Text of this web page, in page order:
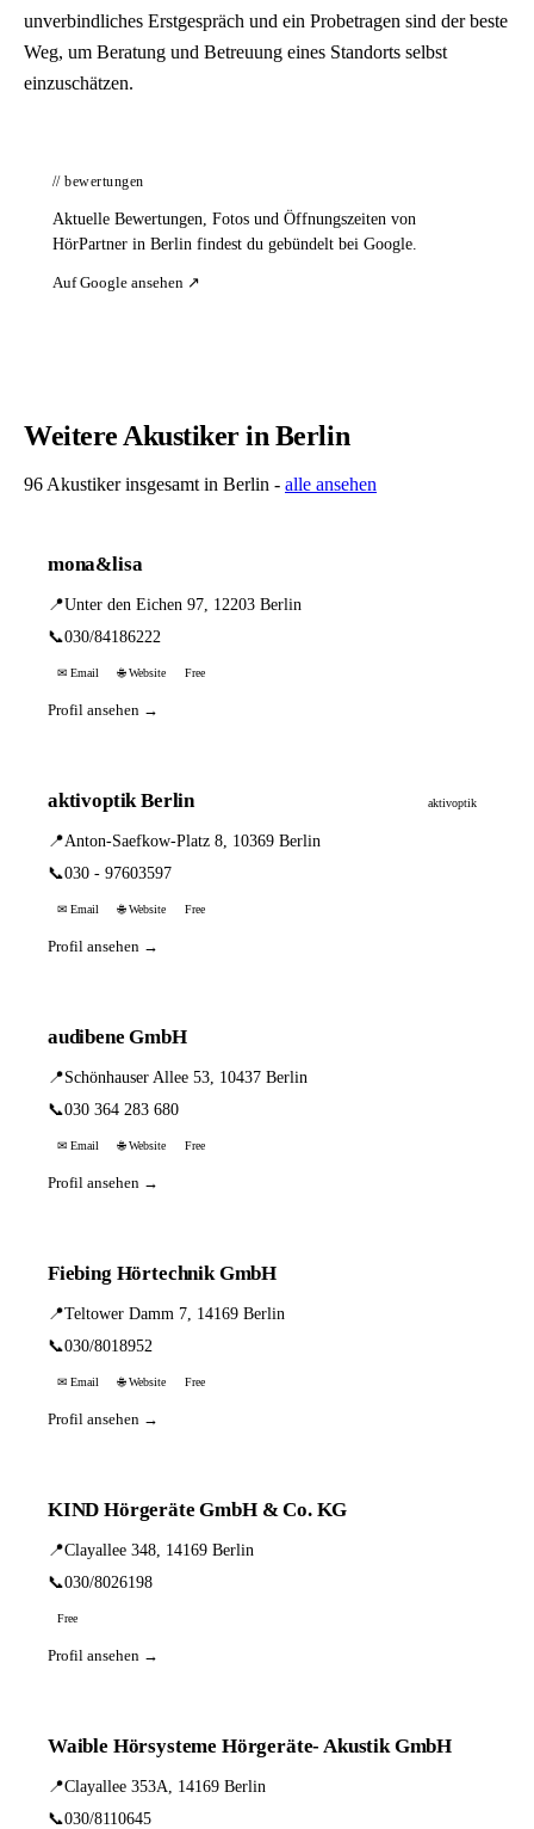
unverbindliches Erstgespräch und ein Probetragen sind der beste
Weg, um Beratung und Betreuung eines Standorts selbst
einzuschätzen.
// bewertungen
Aktuelle Bewertungen, Fotos und Öffnungszeiten von
HörPartner in Berlin findest du gebündelt bei Google.
Auf Google ansehen ↗
Weitere Akustiker in Berlin
96 Akustiker insgesamt in Berlin - alle ansehen
mona&lisa
📍Unter den Eichen 97, 12203 Berlin
📞030/84186222
✉ Email 🌐 Website Free
Profil ansehen →
aktivoptik Berlin aktivoptik
📍Anton-Saefkow-Platz 8, 10369 Berlin
📞030 - 97603597
✉ Email 🌐 Website Free
Profil ansehen →
audibene GmbH
📍Schönhauser Allee 53, 10437 Berlin
📞030 364 283 680
✉ Email 🌐 Website Free
Profil ansehen →
Fiebing Hörtechnik GmbH
📍Teltower Damm 7, 14169 Berlin
📞030/8018952
✉ Email 🌐 Website Free
Profil ansehen →
KIND Hörgeräte GmbH & Co. KG
📍Clayallee 348, 14169 Berlin
📞030/8026198
Free
Profil ansehen →
Waible Hörsysteme Hörgeräte- Akustik GmbH
📍Clayallee 353A, 14169 Berlin
📞030/8110645